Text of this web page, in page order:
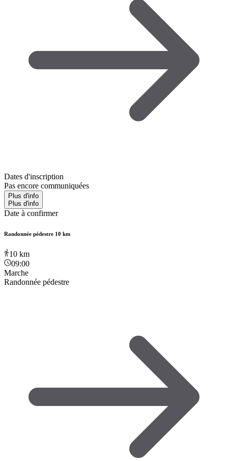
Dates d'inscription
Pas encore communiquées
Plus d'info
Plus d'info
Date à confirmer
Randonnée pédestre 10 km
10 km
09:00
Marche
Randonnée pédestre